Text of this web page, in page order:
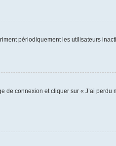
périodiquement les utilisateurs
connexion et cliquer sur « J’ai perdu